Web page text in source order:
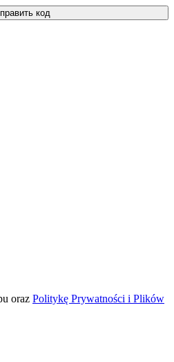
код
oraz Politykę Prywatności i Plików